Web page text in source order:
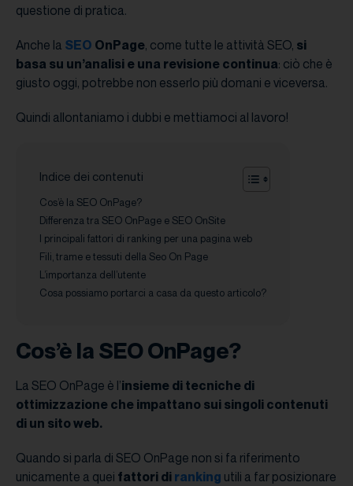
questione di pratica.
Anche la SEO OnPage, come tutte le attività SEO, si
basa su un’analisi e una revisione continua: ciò che è
giusto oggi, potrebbe non esserlo più domani e viceversa.
Quindi allontaniamo i dubbi e mettiamoci al lavoro!
Indice dei contenuti
Cos’è la SEO OnPage?
Differenza tra SEO OnPage e SEO OnSite
I principali fattori di ranking per una pagina web
Fili, trame e tessuti della Seo On Page
L’importanza dell’utente
Cosa possiamo portarci a casa da questo articolo?
Cos’è la SEO OnPage?
La SEO OnPage è l’insieme di tecniche di
ottimizzazione che impattano sui singoli contenuti
di un sito web.
Quando si parla di SEO OnPage non si fa riferimento
unicamente a quei fattori di ranking utili a far posizionare